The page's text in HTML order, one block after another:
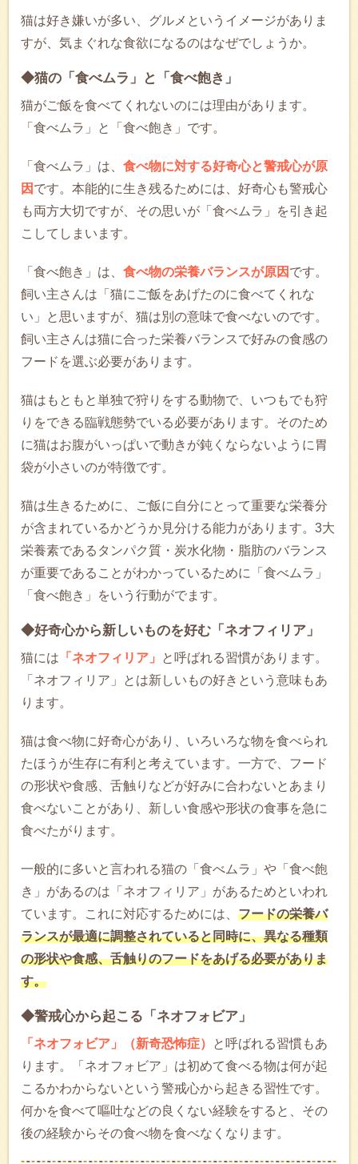
猫は好き嫌いが多い、グルメというイメージがありま
すが、気まぐれな食欲になるのはなぜでしょうか。
◆猫の「食べムラ」と「食べ飽き」
猫がご飯を食べてくれないのには理由があります。
「食べムラ」と「食べ飽き」です。
「食べムラ」は、 食べ物に対する好奇心と警戒心が原
因 です。本能的に生き残るためには、好奇心も警戒心
も両方大切ですが、その思いが「食べムラ」を引き起
こしてしまいます。
「食べ飽き」は、 食べ物の栄養バランスが原因 です。
飼い主さんは「猫にご飯をあげたのに食べてくれな
い」と思いますが、猫は別の意味で食べないのです。
飼い主さんは猫に合った栄養バランスで好みの食感の
フードを選ぶ必要があります。
猫はもともと単独で狩りをする動物で、いつもでも狩
りをできる臨戦態勢でいる必要があります。そのため
に猫はお腹がいっぱいで動きが鈍くならないように胃
袋が小さいのが特徴です。
猫は生きるために、ご飯に自分にとって重要な栄養分
が含まれているかどうか見分ける能力があります。3大
栄養素であるタンパク質・炭水化物・脂肪のバランス
が重要であることがわかっているために「食べムラ」
「食べ飽き」をいう行動がでます。
◆好奇心から新しいものを好む「ネオフィリア」
猫には 「ネオフィリア」
と呼ばれる習慣があります。
「ネオフィリア」とは新しいもの好きという意味もあ
ります。
猫は食べ物に好奇心があり、いろいろな物を食べられ
たほうが生存に有利と考えています。一方で、フード
の形状や食感、舌触りなどが好みに合わないとあまり
食べないことがあり、新しい食感や形状の食事を急に
食べたがります。
一般的に多いと言われる猫の「食べムラ」や「食べ飽
き」があるのは「ネオフィリア」があるためといわれ
ています。これに対応するためには、 フードの栄養バ
ランスが最適に調整されていると同時に、異なる種類
の形状や食感、舌触りのフードをあげる必要がありま
す。
◆警戒心から起こる「ネオフォビア」
「ネオフォビア」（新奇恐怖症）
と呼ばれる習慣もあ
ります。「ネオフォビア」は初めて食べる物は何が起
こるかわからないという警戒心から起きる習性です。
何かを食べて嘔吐などの良くない経験をすると、その
後の経験からその食べ物を食べなくなります。